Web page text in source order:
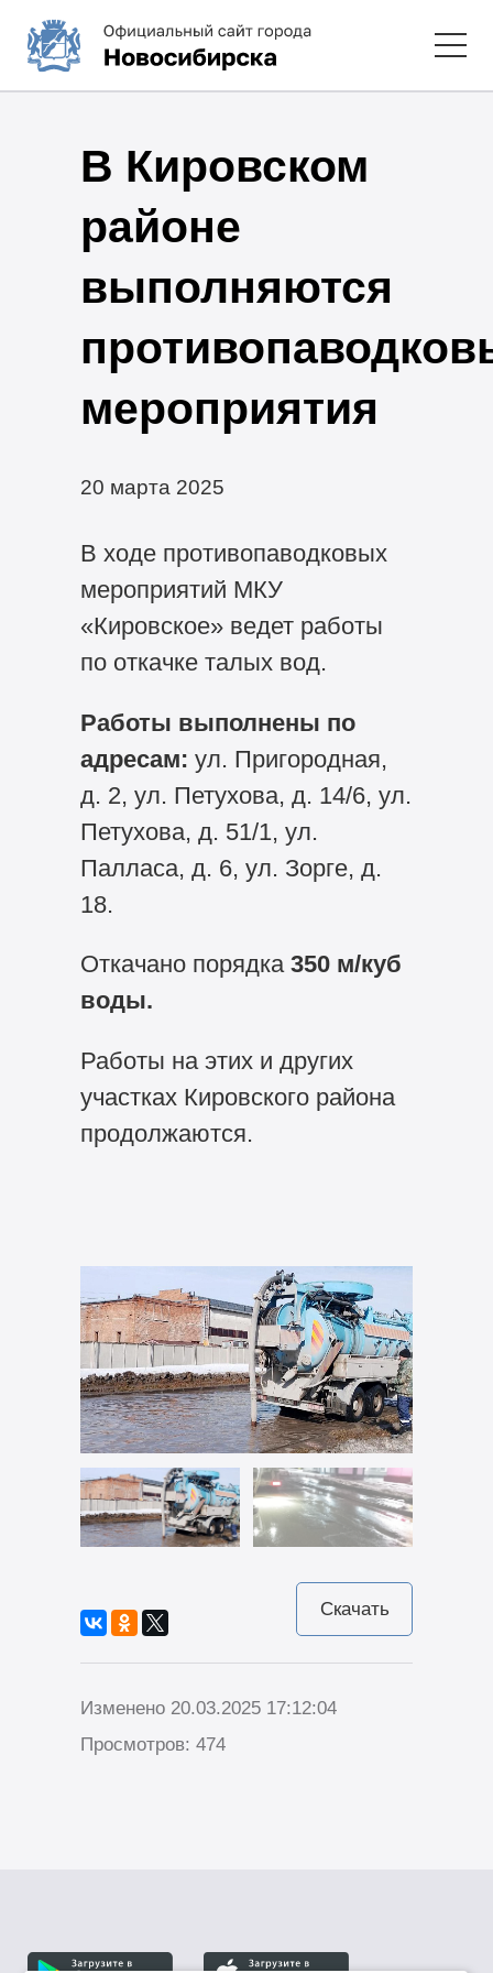
В Кировском
районе
выполняются
мероприятия
20 марта 2025
В ходе противопаводковых
мероприятий МКУ
«Кировское» ведет работы
по откачке талых вод.
Работы выполнены по
адресам: ул. Пригородная,
д. 2, ул. Петухова, д. 14/6, ул.
Петухова, д. 51/1, ул.
Палласа, д. 6, ул. Зорге, д.
18.
Откачано порядка 350 м/куб
воды.
Работы на этих и других
участках Кировского района
продолжаются.
Скачать
Изменено 20.03.2025 17:12:04
Просмотров: 474